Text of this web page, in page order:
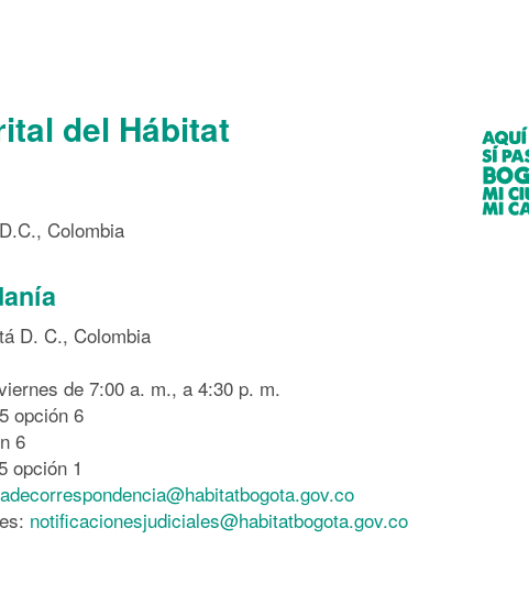
del Hábitat
Colombia
D. C., Colombia
de 7:00 a. m., a 4:30 p. m.
opción 6
6
opción 1
notificacionesjudiciales@habitatbogota.gov.co